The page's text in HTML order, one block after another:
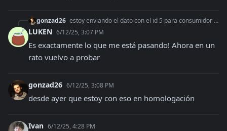
gonzad26 estoy enviando el dato con el id 5 para consumidor final y me esta entregando ese error para el entorno de homologación/testing
LUKEN 6/12/25, 3:07 PM
Es exactamente lo que me está pasando! Ahora en un
rato vuelvo a probar
gonzad26 6/12/25, 3:08 PM
desde ayer que estoy con eso en homologación
Ivan 6/12/25, 4:28 PM